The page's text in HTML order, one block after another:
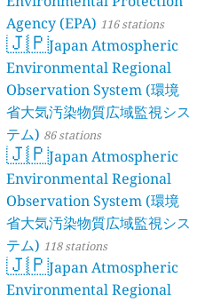
Agency (EPA) 116 stations
🇯🇵Japan Atmospheric
Environmental Regional
Observation System (環境
省大気汚染物質広域監視シス
テム) 86 stations
🇯🇵Japan Atmospheric
Environmental Regional
Observation System (環境
省大気汚染物質広域監視シス
テム) 118 stations
🇯🇵Japan Atmospheric
Environmental Regional